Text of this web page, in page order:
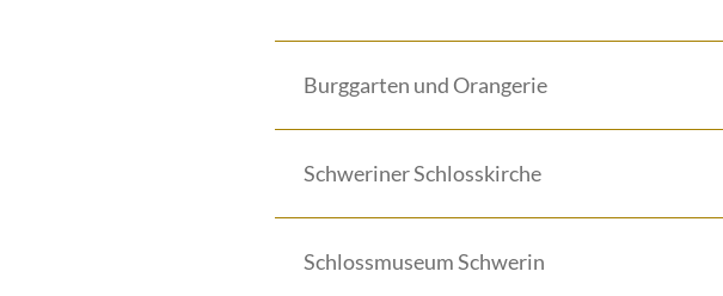
Burggarten und Orangerie
Schweriner Schlosskirche
Schlossmuseum Schwerin